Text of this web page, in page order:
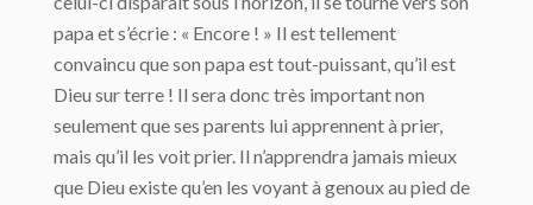
papa et s’écrie : « Encore ! » Il est tellement
convaincu que son papa est tout-puissant, qu’il est
Dieu sur terre ! Il sera donc très important non
seulement que ses parents lui apprennent à prier,
mais qu’il les voit prier. Il n’apprendra jamais mieux
que Dieu existe qu’en les voyant à genoux au pied de